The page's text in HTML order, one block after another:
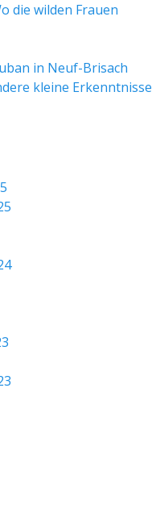
die wilden Frauen
in Neuf-Brisach
kleine Erkenntnisse